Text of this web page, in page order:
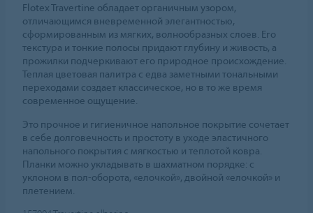
Flotex Travertine обладает органичным узором,
отличающимся вневременной элегантностью,
сформированным из мягких, волнообразных слоев. Его
текстура и тонкие полосы придают глубину и живость, а
прожилки подчеркивают его природное происхождение.
Теплая цветовая палитра с едва заметными тональными
переходами создает классическое, но в то же время
современное ощущение.
Это прочное и гигиеничное напольное покрытие сочетает
в себе долговечность и простоту в уходе эластичного
напольного покрытия с мягкостью и теплотой ковра.
Планки можно укладывать в шахматном порядке: с
уклоном в пол-оборота, «елочкой», двойной «елочкой» и
плетением.